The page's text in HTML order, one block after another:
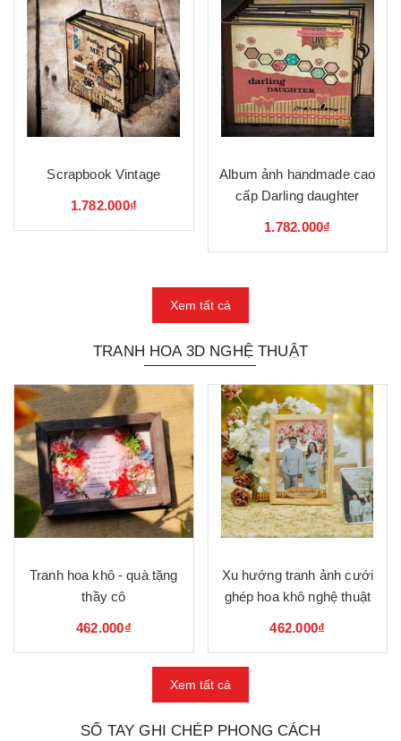
Scrapbook Vintage
1.782.000₫
Album ảnh handmade cao
cấp Darling daughter
1.782.000₫
Xem tất cả
TRANH HOA 3D NGHỆ THUẬT
Tranh hoa khô - quà tặng
thầy cô
462.000₫
Xu hướng tranh ảnh cưới
ghép hoa khô nghệ thuật
462.000₫
Xem tất cả
SỔ TAY GHI CHÉP PHONG CÁCH